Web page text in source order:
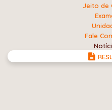
Jeito de
Fale